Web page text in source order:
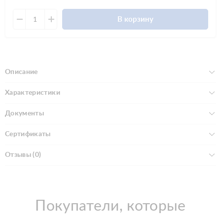
В корзину
Описание
Характеристики
Документы
Сертификаты
Отзывы (0)
Покупатели, которые